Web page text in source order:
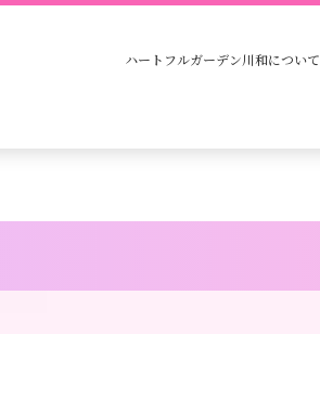
ハートフルガーデン川和について